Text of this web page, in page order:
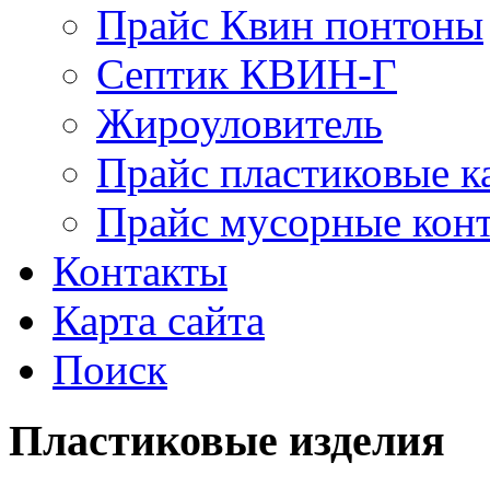
Прайс Квин понтоны
Септик КВИН-Г
Жироуловитель
Прайс пластиковые
Прайс мусорные
Контакты
Карта сайта
Поиск
Пластиковые изделия